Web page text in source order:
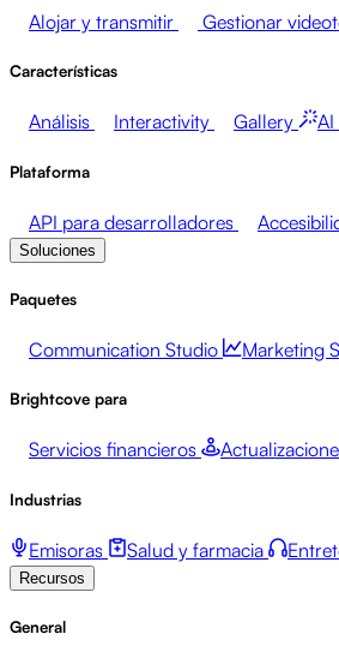
Alojar y transmitir Gestionar
Características
Análisis Interactivity Gallery AI
Plataforma
API para desarrolladores
Soluciones
Paquetes
Communication Studio Marketing
Brightcove para
Servicios financieros
Industrias
Emisoras Salud y farmacia
Recursos
General